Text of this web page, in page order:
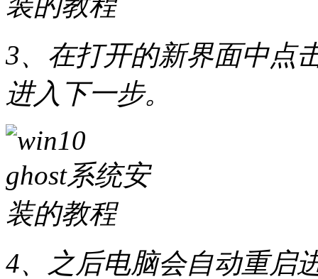
3、在打开的新界面中点
进入下一步。
4、之后电脑会自动重启